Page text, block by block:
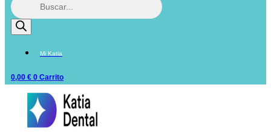
Mi Katia
0,00 € 0 Carrito